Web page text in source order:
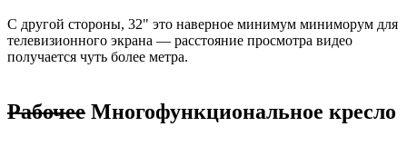
С другой стороны, 32" это наверное минимум миниморум для
телевизионного экрана — расстояние просмотра видео
получается чуть более метра.
Рабочее Многофункциональное кресло